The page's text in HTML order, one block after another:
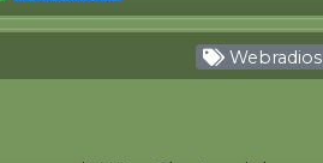
Webradios